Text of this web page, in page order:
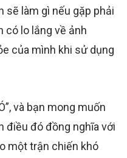
sẽ làm gì nếu gặp phải
có lo lắng về ảnh
của mình khi sử dụng
và bạn mong muốn
điều đó đồng nghĩa với
một trận chiến khó